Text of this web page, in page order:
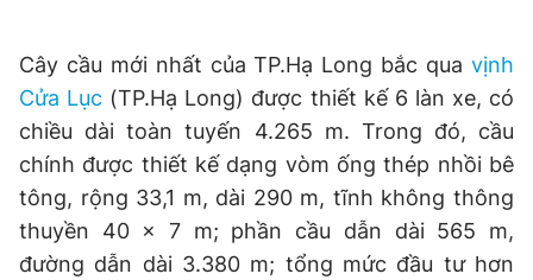
Cây cầu mới nhất của TP.Hạ Long bắc qua vịnh
Cửa Lục (TP.Hạ Long) được thiết kế 6 làn xe, có
chiều dài toàn tuyến 4.265 m. Trong đó, cầu
chính được thiết kế dạng vòm ống thép nhồi bê
tông, rộng 33,1 m, dài 290 m, tĩnh không thông
thuyền 40 x 7 m; phần cầu dẫn dài 565 m,
đường dẫn dài 3.380 m; tổng mức đầu tư hơn